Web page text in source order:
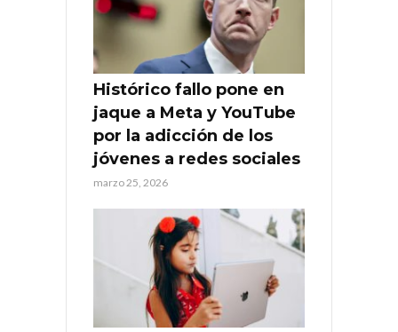
Histórico fallo pone en
jaque a Meta y YouTube
por la adicción de los
jóvenes a redes sociales
marzo 25, 2026